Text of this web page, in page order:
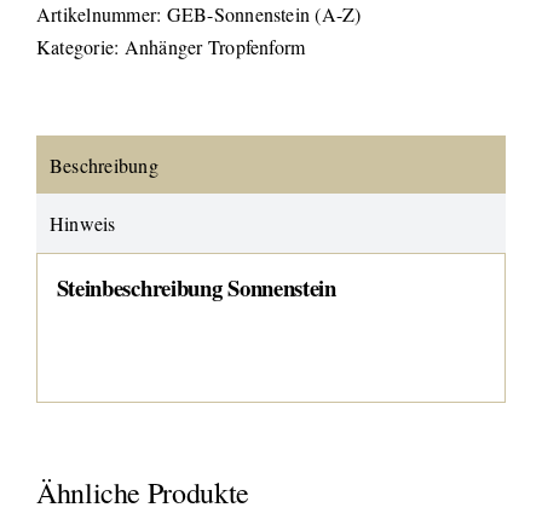
Artikelnummer: GEB-Sonnenstein (A-Z)
Kategorie: Anhänger Tropfenform
Beschreibung
Hinweis
Steinbeschreibung Sonnenstein
Ähnliche Produkte